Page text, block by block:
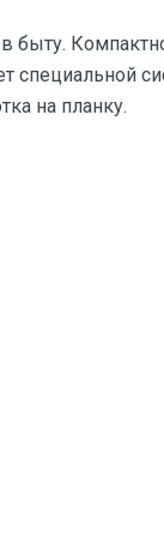
быту.
специальной
на планку.